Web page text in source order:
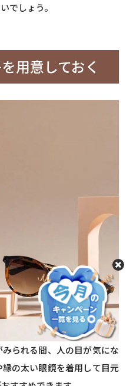
でしょう。
用意しておく
られる間、人の目が気にな
の太い眼鏡を着用して目元